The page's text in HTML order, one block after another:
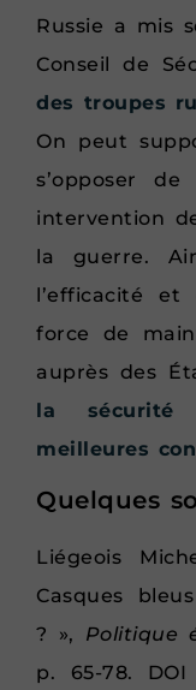
Russie a mis
Conseil de
des troupes
On peut
s’opposer
intervention
la guerre.
l’efficacité
force de
auprès des
la sécurité
meilleures
Quelques
Liégeois
Casques
? », Politique
p. 65-78. DOI